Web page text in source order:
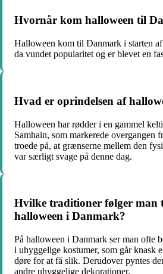
Hvornår kom halloween til
Halloween kom til Danmark i starten
da vundet popularitet og er blevet en
Hvad er oprindelsen af
Halloween har rødder i en gammel
Samhain, som markerede overgangen
troede på, at grænserne mellem den
var særligt svage på denne dag.
Hvilke traditioner følger man
halloween i Danmark?
På halloween i Danmark ser man ofte
i uhyggelige kostumer, som går knask
døre for at få slik. Derudover pyntes
andre uhyggelige dekorationer.